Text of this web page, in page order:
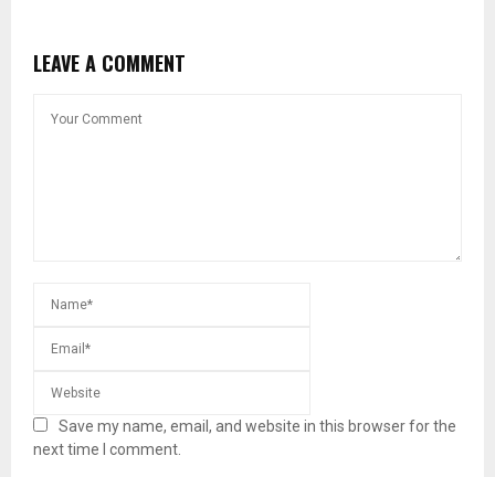
LEAVE A COMMENT
Save my name, email, and website in this browser for the
next time I comment.